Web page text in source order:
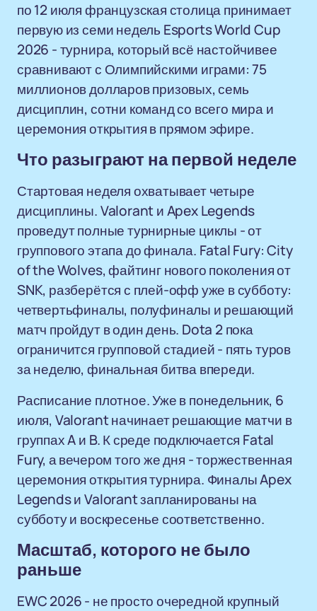
по 12 июля французская столица принимает
первую из семи недель Esports World Cup
2026 - турнира, который всё настойчивее
сравнивают с Олимпийскими играми: 75
миллионов долларов призовых, семь
дисциплин, сотни команд со всего мира и
церемония открытия в прямом эфире.
Что разыграют на первой неделе
Стартовая неделя охватывает четыре
дисциплины. Valorant и Apex Legends
проведут полные турнирные циклы - от
группового этапа до финала. Fatal Fury: City
of the Wolves, файтинг нового поколения от
SNK, разберётся с плей-офф уже в субботу:
четвертьфиналы, полуфиналы и решающий
матч пройдут в один день. Dota 2 пока
ограничится групповой стадией - пять туров
за неделю, финальная битва впереди.
Расписание плотное. Уже в понедельник, 6
июля, Valorant начинает решающие матчи в
группах A и B. К среде подключается Fatal
Fury, а вечером того же дня - торжественная
церемония открытия турнира. Финалы Apex
Legends и Valorant запланированы на
субботу и воскресенье соответственно.
Масштаб, которого не было
раньше
EWC 2026 - не просто очередной крупный